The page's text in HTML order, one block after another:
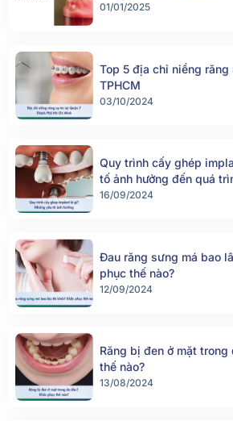
01/01/2025
Top 5 địa chỉ niềng răng
TPHCM
03/10/2024
Quy trình cấy ghép
tố ảnh hưởng đến quá
16/09/2024
Đau răng sưng má bao
phục thế nào?
12/09/2024
Răng bị đen ở mặt trong
thế nào?
13/08/2024